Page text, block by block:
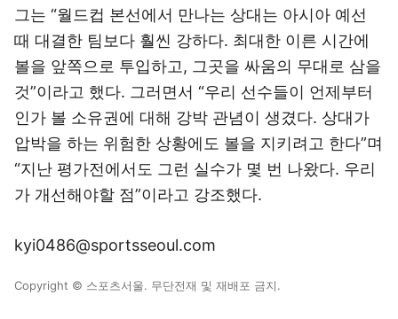
그는 “월드컵 본선에서 만나는 상대는 아시아 예선
때 대결한 팀보다 훨씬 강하다. 최대한 이른 시간에
볼을 앞쪽으로 투입하고, 그곳을 싸움의 무대로 삼을
것”이라고 했다. 그러면서 “우리 선수들이 언제부터
인가 볼 소유권에 대해 강박 관념이 생겼다. 상대가
압박을 하는 위험한 상황에도 볼을 지키려고 한다”며
“지난 평가전에서도 그런 실수가 몇 번 나왔다. 우리
가 개선해야할 점”이라고 강조했다.
kyi0486@sportsseoul.com
Copyright © 스포츠서울. 무단전재 및 재배포 금지.